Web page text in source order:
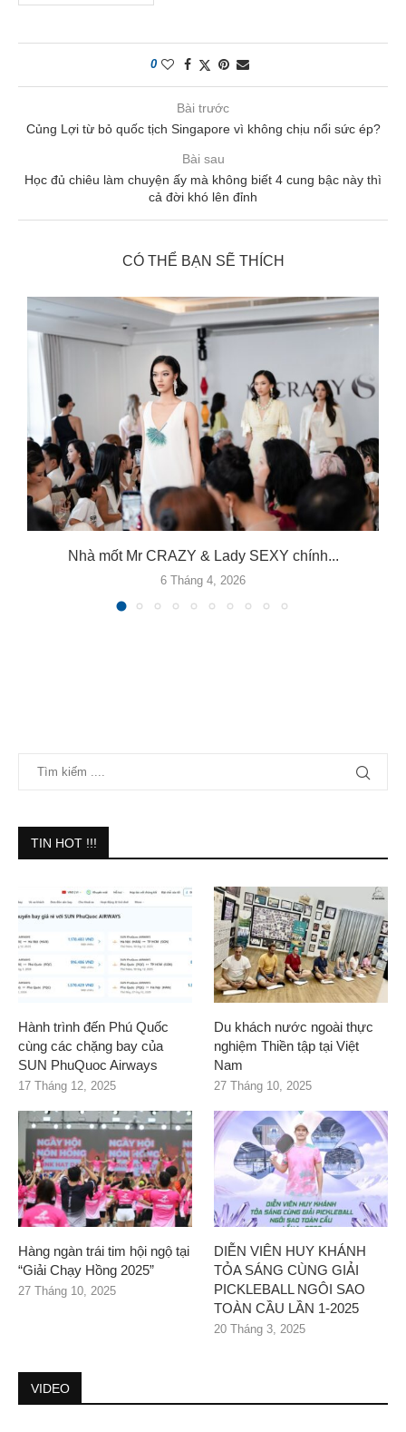
0
Bài trước
Củng Lợi từ bỏ quốc tịch Singapore vì không chịu nổi sức ép?
Bài sau
Học đủ chiêu làm chuyện ấy mà không biết 4 cung bậc này thì
cả đời khó lên đỉnh
CÓ THỂ BẠN SẼ THÍCH
Nhà mốt Mr CRAZY & Lady SEXY chính...
6 Tháng 4, 2026
TIN HOT !!!
Hành trình đến Phú Quốc
cùng các chặng bay của
SUN PhuQuoc Airways
17 Tháng 12, 2025
Du khách nước ngoài thực
nghiệm Thiền tập tại Việt
Nam
27 Tháng 10, 2025
Hàng ngàn trái tim hội ngộ tại
“Giải Chạy Hồng 2025”
27 Tháng 10, 2025
DIỄN VIÊN HUY KHÁNH
TỎA SÁNG CÙNG GIẢI
PICKLEBALL NGÔI SAO
TOÀN CẦU LẦN 1-2025
20 Tháng 3, 2025
VIDEO